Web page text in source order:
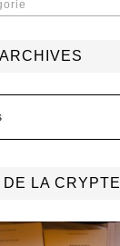
ARCHIVES
DE LA CRYPTE